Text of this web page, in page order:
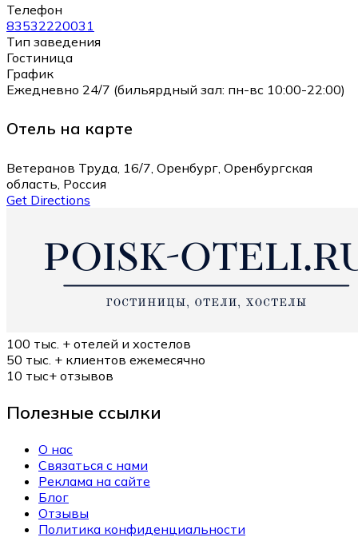
Телефон
83532220031
Тип заведения
Гостиница
График
Ежедневно 24/7 (бильярдный зал: пн-вс 10:00-22:00)
Отель на карте
Ветеранов Труда, 16/7, Оренбург, Оренбургская
область, Россия
Get Directions
100 тыс. + отелей и хостелов
50 тыс. + клиентов ежемесячно
10 тыс+ отзывов
Полезные ссылки
О нас
Связаться с нами
Реклама на сайте
Блог
Отзывы
Политика конфиденциальности